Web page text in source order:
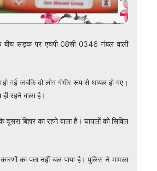
बीच सड़क पर एचपी 08सी 0346 नंबल वाली
गई जबकि दो लोग गंभीर रूप से घायल हो गए।
रहने वाला है।
बिहार का रहने वाला है। घायलों को सिविल
का पता नहीं चल पाया है। पुलिस ने मामला